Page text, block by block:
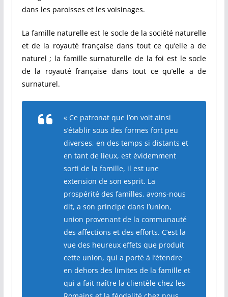
dans les paroisses et les voisinages.
La famille naturelle est le socle de la société naturelle
et de la royauté française dans tout ce qu’elle a de
naturel ; la famille surnaturelle de la foi est le socle
de la royauté française dans tout ce qu’elle a de
surnaturel.
« Ce patronat que l’on voit ainsi
s’établir sous des formes fort peu
diverses, en des temps si distants et
en tant de lieux, est évidemment
sorti de la famille, il est une
extension de son esprit. La
prospérité des familles, avons-nous
dit, a son principe dans l’union,
union provenant de la communauté
des affections et des efforts. C’est la
vue des heureux effets que produit
cette union, qui a porté à l’étendre
en dehors des limites de la famille et
qui a fait naître la clientèle chez les